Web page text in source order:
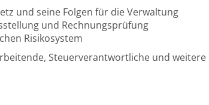
und seine Folgen für die Verwaltung
und Rechnungsprüfung
Risikosystem
Steuerverantwortliche und